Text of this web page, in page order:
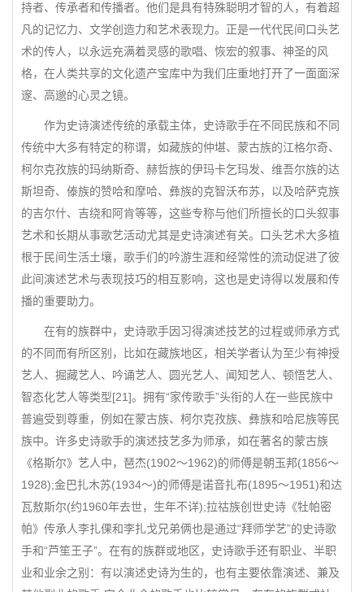
持者、传承者和传播者。他们是具有特殊聪明才智的人，有着超
凡的记忆力、文学创造力和艺术表现力。正是一代代民间口头艺
术的传人，以永远充满着灵感的歌唱、恢宏的叙事、神圣的风
格，在人类共享的文化遗产宝库中为我们庄重地打开了一面面深
邃、高邈的心灵之镜。
作为史诗演述传统的承载主体，史诗歌手在不同民族和不同
传统中大多有特定的称谓，如藏族的仲堪、蒙古族的江格尔奇、
柯尔克孜族的玛纳斯奇、赫哲族的伊玛卡乞玛发、维吾尔族的达
斯坦奇、傣族的赞哈和摩哈、彝族的克智沃布苏，以及哈萨克族
的吉尔什、吉绕和阿肯等等，这些专称与他们所擅长的口头叙事
艺术和长期从事歌艺活动尤其是史诗演述有关。口头艺术大多植
根于民间生活土壤，歌手们的吟游生涯和经常性的流动促进了彼
此间演述艺术与表现技巧的相互影响，这也是史诗得以发展和传
播的重要助力。
在有的族群中，史诗歌手因习得演述技艺的过程或师承方式
的不同而有所区别，比如在藏族地区，相关学者认为至少有神授
艺人、掘藏艺人、吟诵艺人、圆光艺人、闻知艺人、顿悟艺人、
智态化艺人等类型[21]。拥有“家传歌手”头衔的人在一些民族中
普遍受到尊重，例如在蒙古族、柯尔克孜族、彝族和哈尼族等民
族中。许多史诗歌手的演述技艺多为师承，如在著名的蒙古族
《格斯尔》艺人中，琶杰(1902～1962)的师傅是朝玉邦(1856～
1928);金巴扎木苏(1934～)的师傅是诺音扎布(1895～1951)和达
瓦敖斯尔(约1960年去世，生年不详);拉祜族创世史诗《牡帕密
帕》传承人李扎倮和李扎戈兄弟俩也是通过“拜师学艺”的史诗歌
手和“芦笙王子”。在有的族群或地区，史诗歌手还有职业、半职
业和业余之别：有以演述史诗为生的，也有主要依靠演述、兼及